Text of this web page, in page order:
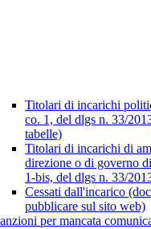
Titolari di incarichi
co. 1, del dlgs n. 33/
tabelle)
Titolari di incarichi di
direzione o di governo
1-bis, del dlgs n. 33/
Cessati dall'incarico
pubblicare sul sito web)
per mancata